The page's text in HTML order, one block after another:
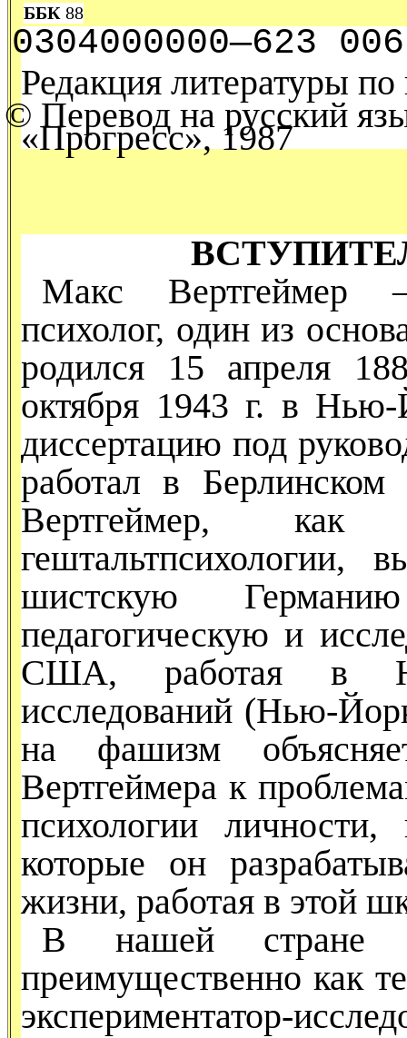
ББК 88
0304000000—623
Редакция литературы
© Перевод на русский
«Прогресс», 1987
Макс Вертгеймер
психолог, один из
родился 15 ап­реля
октября 1943 г. в
диссертацию под
работал в
Вертгеймер,
шистскую
педагогическую и
США, работая в
исследований (Нью-
на фашизм
Вертгеймера к
психологии
которые он
жизни, работая в этой
В нашей стране
преимущест­венно как
эксперимента­тор-